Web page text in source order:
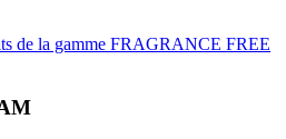
de la gamme FRAGRANCE FREE